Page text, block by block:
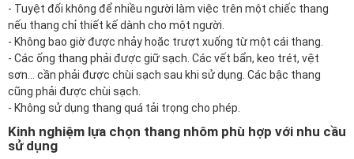
- Tuyệt đối không để nhiều người làm việc trên một chiếc thang
nếu thang chỉ thiết kế dành cho một người.
- Không bao giờ được nhảy hoặc trượt xuống từ một cái thang.
- Các ống thang phải được giữ sạch. Các vết bẩn, keo trét, vệt
sơn… cần phải được chùi sạch sau khi sử dụng. Các bậc thang
cũng phải được chùi sạch.
- Không sử dụng thang quá tải trọng cho phép.
Kinh nghiệm lựa chọn thang nhôm phù hợp với nhu cầu
sử dụng